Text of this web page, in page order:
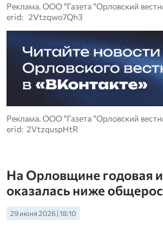
Реклама. ООО "Газета "Орловский
erid: 2Vtzqwo7Qh3
Реклама. ООО "Газета "Орловский
erid: 2VtzquspHtR
На Орловщине годовая
оказалась ниже
29 июня 2026 | 18:10